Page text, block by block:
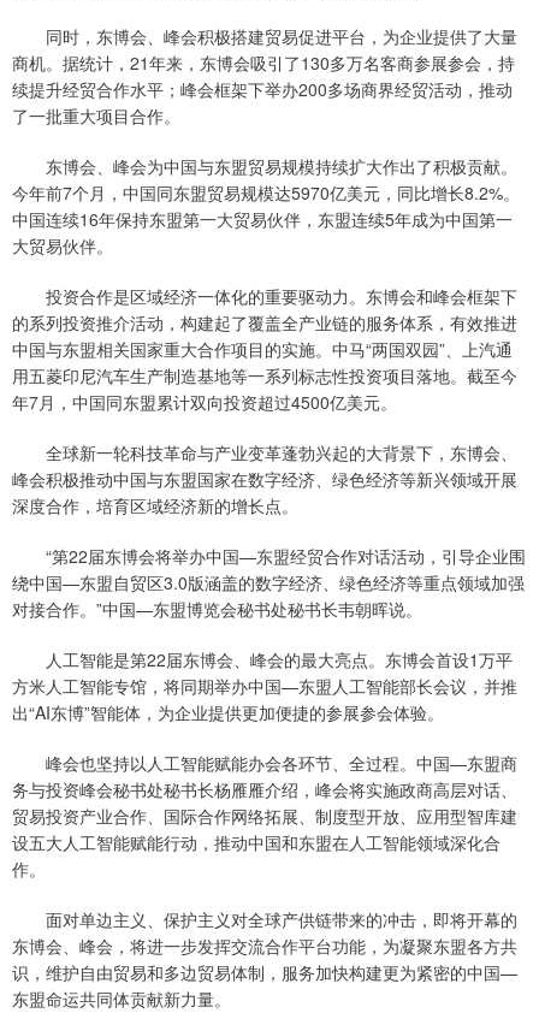
同时，东博会、峰会积极搭建贸易促进平台，为企业提供了大量
商机。据统计，21年来，东博会吸引了130多万名客商参展参会，持
续提升经贸合作水平；峰会框架下举办200多场商界经贸活动，推动
了一批重大项目合作。
东博会、峰会为中国与东盟贸易规模持续扩大作出了积极贡献。
今年前7个月，中国同东盟贸易规模达5970亿美元，同比增长8.2%。
中国连续16年保持东盟第一大贸易伙伴，东盟连续5年成为中国第一
大贸易伙伴。
投资合作是区域经济一体化的重要驱动力。东博会和峰会框架下
的系列投资推介活动，构建起了覆盖全产业链的服务体系，有效推进
中国与东盟相关国家重大合作项目的实施。中马“两国双园”、上汽通
用五菱印尼汽车生产制造基地等一系列标志性投资项目落地。截至今
年7月，中国同东盟累计双向投资超过4500亿美元。
全球新一轮科技革命与产业变革蓬勃兴起的大背景下，东博会、
峰会积极推动中国与东盟国家在数字经济、绿色经济等新兴领域开展
深度合作，培育区域经济新的增长点。
“第22届东博会将举办中国—东盟经贸合作对话活动，引导企业围
绕中国—东盟自贸区3.0版涵盖的数字经济、绿色经济等重点领域加强
对接合作。”中国—东盟博览会秘书处秘书长韦朝晖说。
人工智能是第22届东博会、峰会的最大亮点。东博会首设1万平
方米人工智能专馆，将同期举办中国—东盟人工智能部长会议，并推
出“AI东博”智能体，为企业提供更加便捷的参展参会体验。
峰会也坚持以人工智能赋能办会各环节、全过程。中国—东盟商
务与投资峰会秘书处秘书长杨雁雁介绍，峰会将实施政商高层对话、
贸易投资产业合作、国际合作网络拓展、制度型开放、应用型智库建
设五大人工智能赋能行动，推动中国和东盟在人工智能领域深化合
作。
面对单边主义、保护主义对全球产供链带来的冲击，即将开幕的
东博会、峰会，将进一步发挥交流合作平台功能，为凝聚东盟各方共
识，维护自由贸易和多边贸易体制，服务加快构建更为紧密的中国—
东盟命运共同体贡献新力量。